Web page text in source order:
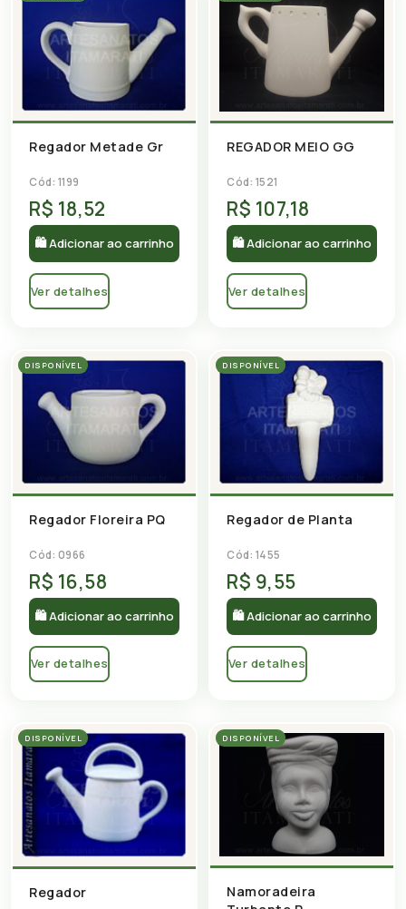
Regador Metade Gr
Cód: 1199
R$ 18,52
🛍 Adicionar ao carrinho
Ver detalhes
REGADOR MEIO GG
Cód: 1521
R$ 107,18
🛍 Adicionar ao carrinho
Ver detalhes
DISPONÍVEL
Regador Floreira PQ
Cód: 0966
R$ 16,58
🛍 Adicionar ao carrinho
Ver detalhes
DISPONÍVEL
Regador de Planta
Cód: 1455
R$ 9,55
🛍 Adicionar ao carrinho
Ver detalhes
DISPONÍVEL
Regador
DISPONÍVEL
Namoradeira